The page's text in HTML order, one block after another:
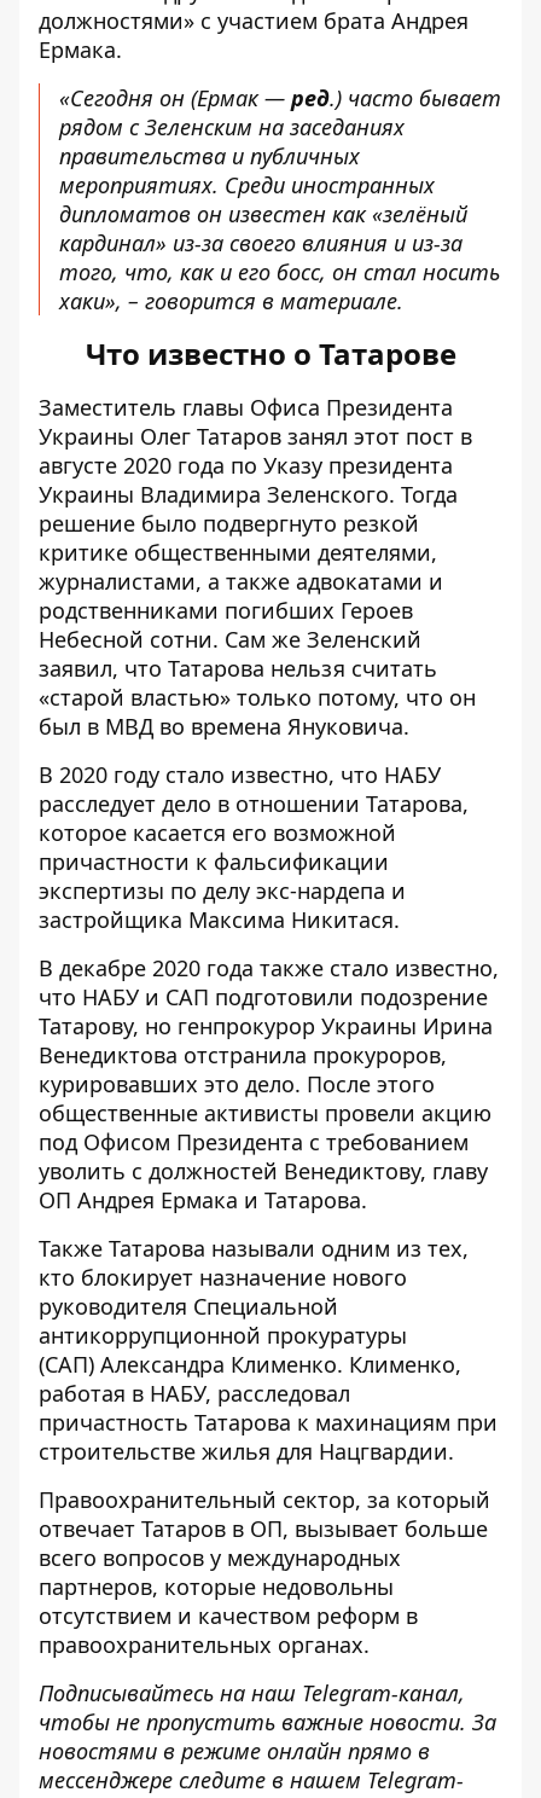
должностями» с участием брата Андрея
Ермака.
«Сегодня он (Ермак — ред.) часто бывает
рядом с Зеленским на заседаниях
правительства и публичных
мероприятиях. Среди иностранных
дипломатов он известен как «зелёный
кардинал» из-за своего влияния и из-за
того, что, как и его босс, он стал носить
хаки», – говорится в материале.
Что известно о Татарове
Заместитель главы Офиса Президента
Украины Олег Татаров занял этот пост в
августе 2020 года по Указу президента
Украины Владимира Зеленского. Тогда
решение было подвергнуто резкой
критике общественными деятелями,
журналистами, а также адвокатами и
родственниками погибших Героев
Небесной сотни. Сам же Зеленский
заявил, что Татарова нельзя считать
«старой властью» только потому, что он
был в МВД во времена Януковича.
В 2020 году стало известно, что НАБУ
расследует дело в отношении Татарова,
которое касается его возможной
причастности к фальсификации
экспертизы по делу экс-нардепа и
застройщика Максима Никитася.
В декабре 2020 года также стало известно,
что НАБУ и САП подготовили подозрение
Татарову, но генпрокурор Украины Ирина
Венедиктова отстранила прокуроров,
курировавших это дело. После этого
общественные активисты провели акцию
под Офисом Президента с требованием
уволить с должностей Венедиктову, главу
ОП Андрея Ермака и Татарова.
Также Татарова называли одним из тех,
кто блокирует назначение нового
руководителя Специальной
антикоррупционной прокуратуры
(САП) Александра Клименко. Клименко,
работая в НАБУ, расследовал
причастность Татарова к махинациям при
строительстве жилья для Нацгвардии.
Правоохранительный сектор, за который
отвечает Татаров в ОП, вызывает больше
всего вопросов у международных
партнеров, которые недовольны
отсутствием и качеством реформ в
правоохранительных органах.
Подписывайтесь на наш Telegram-канал,
чтобы не пропустить важные новости. За
новостями в режиме онлайн прямо в
мессенджере следите в нашем Telegram-